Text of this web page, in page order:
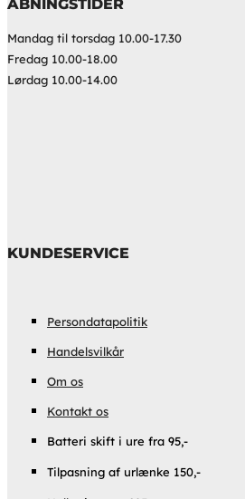
ÅBNINGSTIDER
Mandag til torsdag 10.00-17.30
Fredag 10.00-18.00
Lørdag 10.00-14.00
KUNDESERVICE
Persondatapolitik
Handelsvilkår
Om os
Kontakt os
Batteri skift i ure fra 95,-
Tilpasning af urlænke 150,-